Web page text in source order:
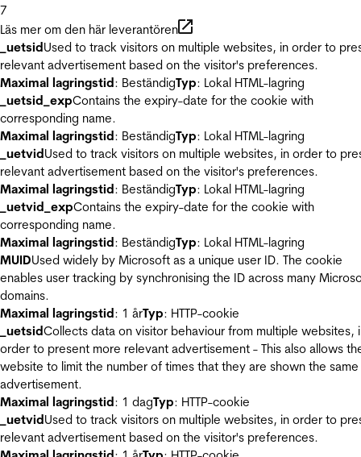
7
Läs mer om den här leverantören
_uetsidUsed to track visitors on multiple websites, in order to
relevant advertisement based on the visitor's preferences.
Maximal lagringstid: BeständigTyp: Lokal HTML-lagring
_uetsid_expContains the expiry-date for the cookie with
corresponding name.
Maximal lagringstid: BeständigTyp: Lokal HTML-lagring
_uetvidUsed to track visitors on multiple websites, in order to
relevant advertisement based on the visitor's preferences.
Maximal lagringstid: BeständigTyp: Lokal HTML-lagring
_uetvid_expContains the expiry-date for the cookie with
corresponding name.
Maximal lagringstid: BeständigTyp: Lokal HTML-lagring
MUIDUsed widely by Microsoft as a unique user ID. The cookie
enables user tracking by synchronising the ID across many
domains.
Maximal lagringstid: 1 årTyp: HTTP-cookie
_uetsidCollects data on visitor behaviour from multiple websites,
order to present more relevant advertisement - This also allows
website to limit the number of times that they are shown the same
advertisement.
Maximal lagringstid: 1 dagTyp: HTTP-cookie
_uetvidUsed to track visitors on multiple websites, in order to
relevant advertisement based on the visitor's preferences.